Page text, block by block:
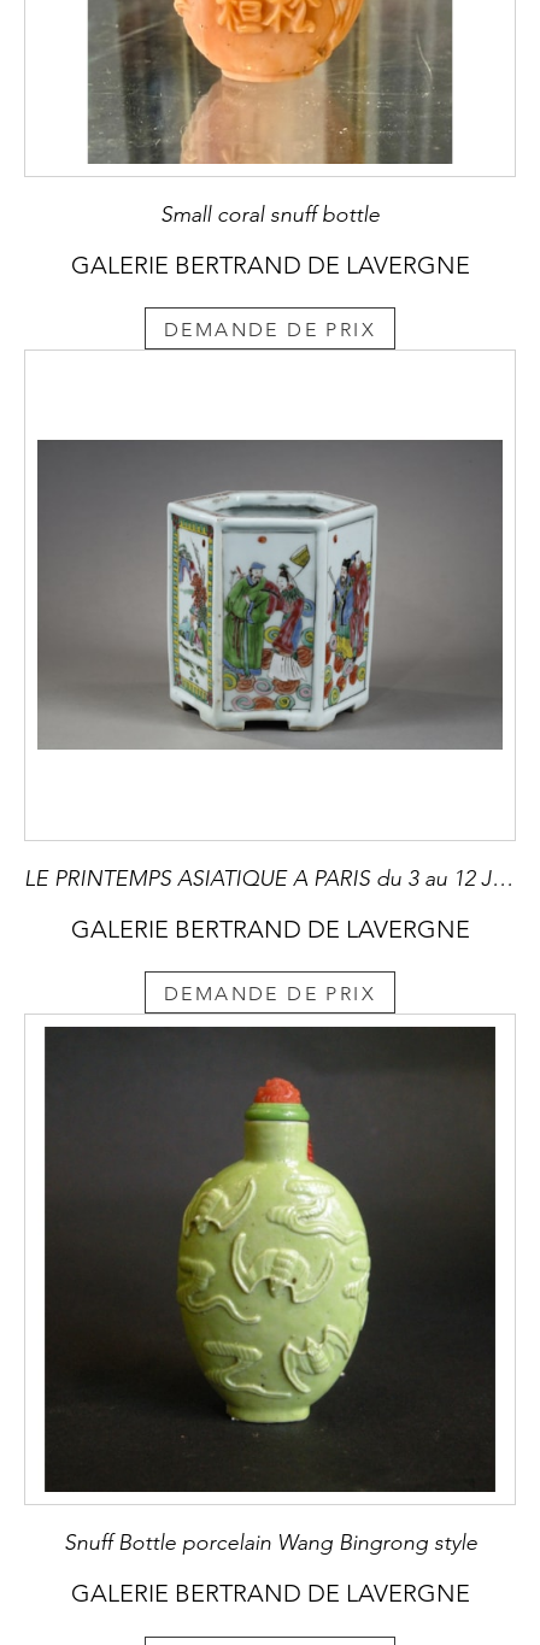
Small coral snuff bottle
GALERIE BERTRAND DE LAVERGNE
DEMANDE DE PRIX
LE PRINTEMPS ASIATIQUE A PARIS du 3 au 12 Juin 2026 Hexagonal Brushpot "Famille Rose"porcelain for the schoolars - Yongzheng period 1723/1735
GALERIE BERTRAND DE LAVERGNE
DEMANDE DE PRIX
Snuff Bottle porcelain Wang Bingrong style
GALERIE BERTRAND DE LAVERGNE